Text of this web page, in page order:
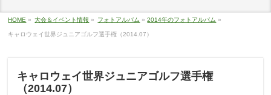
HOME » 大会＆イベント情報 » フォトアルバム »2014年のフォトアルバム »
キャロウェイ世界ジュニアゴルフ選手権（2014.07）
キャロウェイ世界ジュニアゴルフ選手権
（2014.07）